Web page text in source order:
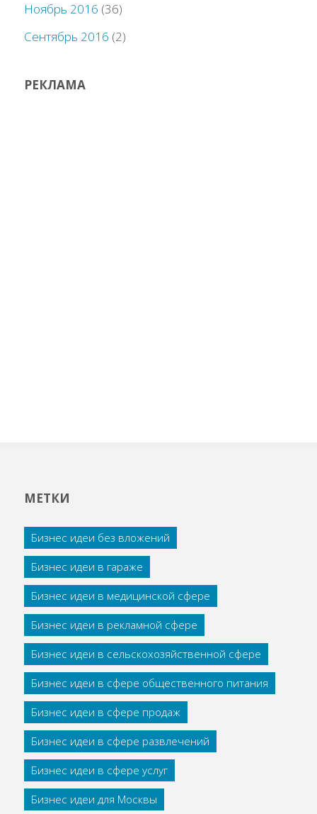
Ноябрь 2016 (36)
Сентябрь 2016 (2)
РЕКЛАМА
МЕТКИ
Бизнес идеи без вложений
Бизнес идеи в гараже
Бизнес идеи в медицинской сфере
Бизнес идеи в рекламной сфере
Бизнес идеи в сельскохозяйственной сфере
Бизнес идеи в сфере общественного питания
Бизнес идеи в сфере продаж
Бизнес идеи в сфере развлечений
Бизнес идеи в сфере услуг
Бизнес идеи для Москвы